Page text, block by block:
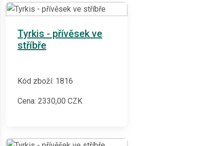
Tyrkis - přívěsek ve
stříbře
Kód zboží: 1816
Cena: 2330,00 CZK